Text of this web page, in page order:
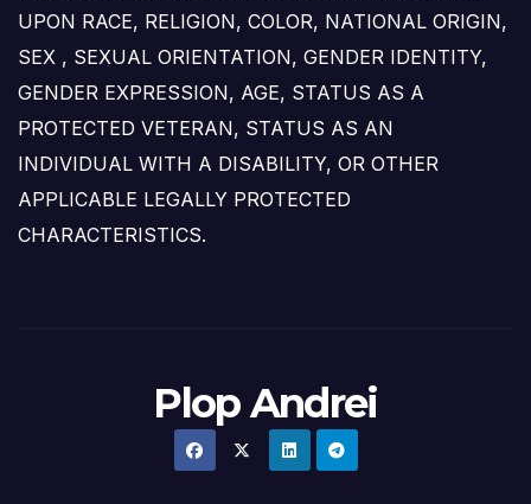
UPON RACE, RELIGION, COLOR, NATIONAL ORIGIN,
SEX , SEXUAL ORIENTATION, GENDER IDENTITY,
GENDER EXPRESSION, AGE, STATUS AS A
PROTECTED VETERAN, STATUS AS AN
INDIVIDUAL WITH A DISABILITY, OR OTHER
APPLICABLE LEGALLY PROTECTED
CHARACTERISTICS.
Plop Andrei